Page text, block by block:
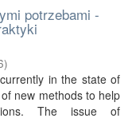
potrzebami -
)
in the state of
new methods to help
The issue of